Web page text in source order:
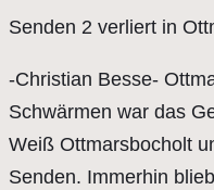
Senden 2 verliert in
-Christian Besse-
Schwärmen war das
Weiß Ottmarsbocholt
Senden. Immerhin